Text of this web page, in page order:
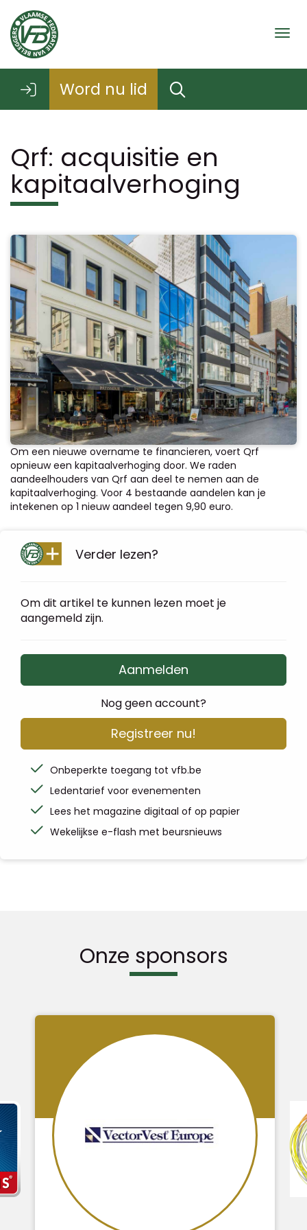
Word nu lid
Qrf: acquisitie en
kapitaalverhoging
Om een nieuwe overname te financieren, voert Qrf
opnieuw een kapitaalverhoging door. We raden
aandeelhouders van Qrf aan deel te nemen aan de
kapitaalverhoging. Voor 4 bestaande aandelen kan je
intekenen op 1 nieuw aandeel tegen 9,90 euro.
Verder lezen?
Om dit artikel te kunnen lezen moet je
aangemeld zijn.
Aanmelden
Nog geen account?
Registreer nu!
Onbeperkte toegang tot vfb.be
Ledentarief voor evenementen
Lees het magazine digitaal of op papier
Wekelijkse e-flash met beursnieuws
Onze sponsors